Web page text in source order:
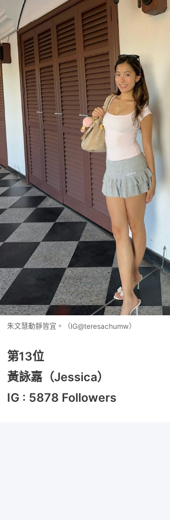
朱文慧動靜皆宜。（IG@teresachumw）
第13位
黃詠嘉（Jessica）
IG : 5878 Followers